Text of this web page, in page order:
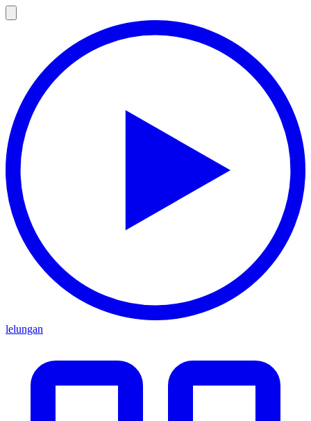
lelungan